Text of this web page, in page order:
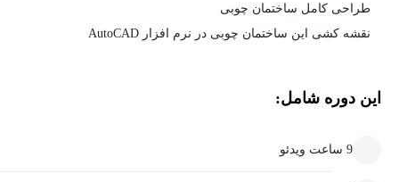
طراحی کامل ساختمان چوبی
نقشه کشی این ساختمان چوبی در نرم افزار AutoCAD
این دوره شامل:
9 ساعت ویدئو